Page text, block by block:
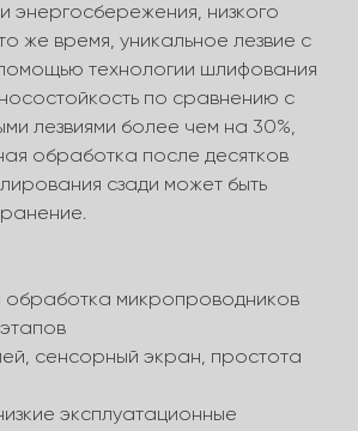
энергосбережения, низкого
же время, уникальное лезвие с
технологии шлифования
по сравнению с
лезвиями более чем на 30%,
обработка после десятков
сзади может быть
обработка микропроводников
сенсорный экран, простота
эксплуатационные